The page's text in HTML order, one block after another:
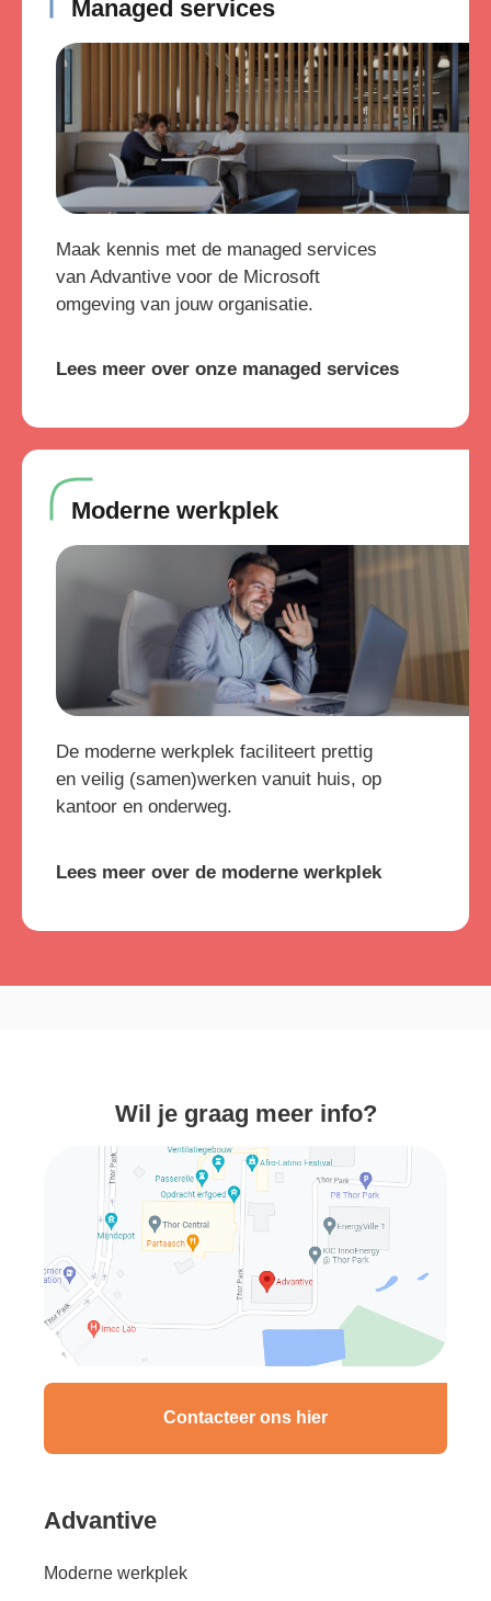
Managed services
Maak kennis met de managed services
van Advantive voor de Microsoft
omgeving van jouw organisatie.
Lees meer over onze managed services
Moderne werkplek
De moderne werkplek faciliteert prettig
en veilig (samen)werken vanuit huis, op
kantoor en onderweg.
Lees meer over de moderne werkplek
Wil je graag meer info?
Contacteer ons hier
Advantive
Moderne werkplek